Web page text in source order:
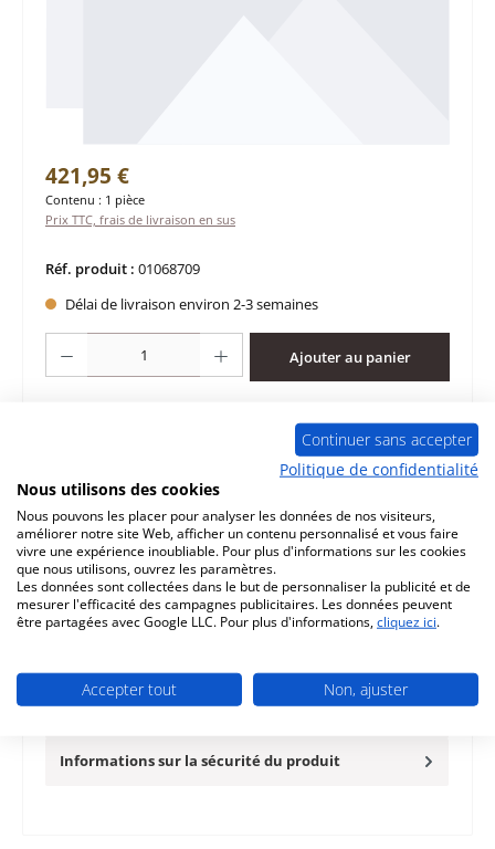
Prix régulier :
421,95 €
Contenu : 1 pièce
Prix TTC, frais de livraison en sus
Réf. produit : 01068709
Délai de livraison environ 2-3 semaines
Quantité de produit : Entrez la quantité souhaitée ou utilisez les boutons
Ajouter au panier
Question sur le produit
Description
d‘origine revêtement de chambre de combustion pour le
Caractéristiques
Informations sur la sécurité du produit
Continuer sans accepter
Politique de confidentialité
Nous utilisons des cookies
Nous pouvons les placer pour analyser les données de nos visiteurs,
améliorer notre site Web, afficher un contenu personnalisé et vous faire
vivre une expérience inoubliable. Pour plus d'informations sur les cookies
que nous utilisons, ouvrez les paramètres.
Les données sont collectées dans le but de personnaliser la publicité et de
mesurer l'efficacité des campagnes publicitaires. Les données peuvent
être partagées avec Google LLC. Pour plus d'informations,cliquez ici.
Accepter tout Non, ajuster